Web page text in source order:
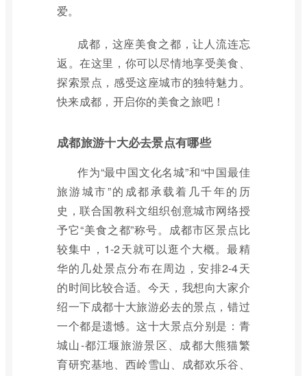
爱。
成都，这座美食之都，让人流连忘
返。在这里，你可以尽情地享受美食、
探索景点，感受这座城市的独特魅力。
快来成都，开启你的美食之旅吧！
成都旅游十大必去景点有哪些
作为“最中国文化名城”和“中国最佳
旅游城市”的成都承载着几千年的历
史，联合国教科文组织创意城市网络授
予它“美食之都”称号。成都市区景点比
较集中，1-2天就可以逛个大概。最精
华的几处景点分布在周边，安排2-4天
的时间比较合适。今天，我想向大家介
绍一下成都十大旅游必去的景点，错过
一个都是遗憾。这十大景点分别是：青
城山-都江堰旅游景区、成都大熊猫繁
育研究基地、西岭雪山、成都欢乐谷、